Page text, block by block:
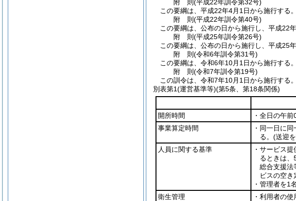
附 則(平成22年訓令第32号)
この要綱は、平成22年4月1日から施行する。
附 則(平成22年訓令第40号)
この要綱は、公布の日から施行し、平成22
附 則(平成25年訓令第26号)
この要綱は、公布の日から施行し、平成25
附 則(令和6年訓令第31号)
この要綱は、令和6年10月1日から施行する。
附 則(令和7年訓令第19号)
この訓令は、令和7年10月1日から施行する。
別表第1(運営基準等)(第5条、第18条関係)
開所時間
・全日の午
事業算定時間
・同一日に
る。 (送迎
人員に関する基準
・サービス
るときは、
総合支援法
ビスの空き
・管理者を1
衛生管理
・利用者の